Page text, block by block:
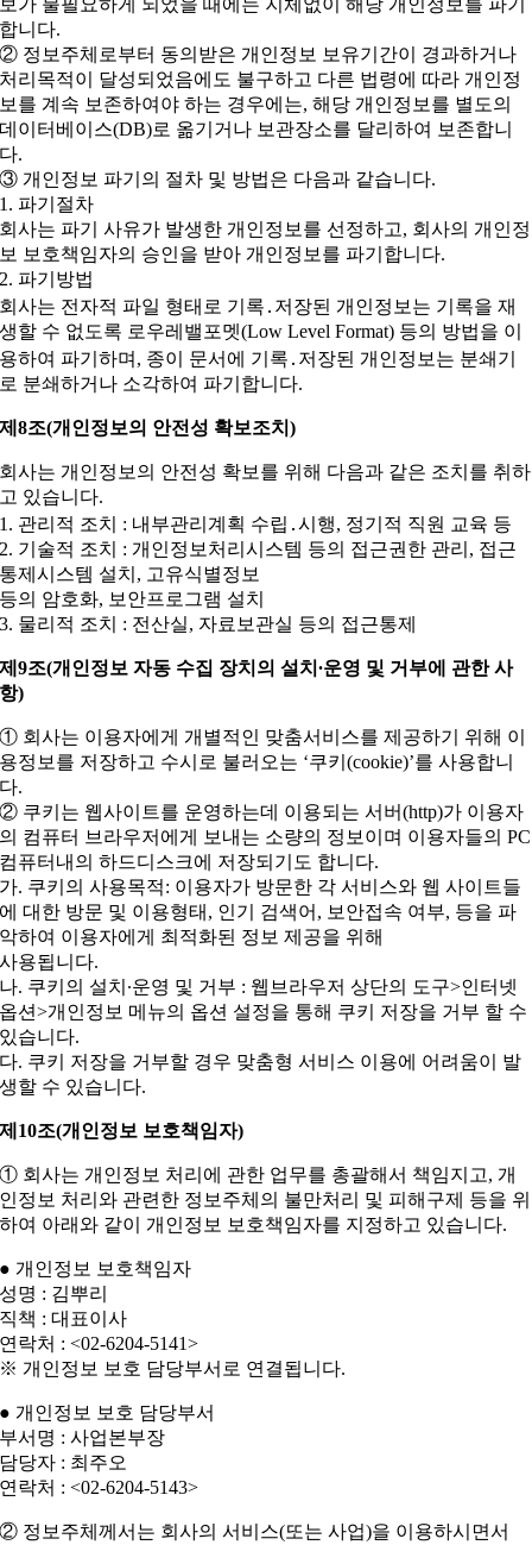
보가 불필요하게 되었을 때에는 지체없이 해당 개인정보를 파기
합니다.
② 정보주체로부터 동의받은 개인정보 보유기간이 경과하거나
처리목적이 달성되었음에도 불구하고 다른 법령에 따라 개인정
보를 계속 보존하여야 하는 경우에는, 해당 개인정보를 별도의
데이터베이스(DB)로 옮기거나 보관장소를 달리하여 보존합니
다.
③ 개인정보 파기의 절차 및 방법은 다음과 같습니다.
1. 파기절차
회사는 파기 사유가 발생한 개인정보를 선정하고, 회사의 개인정
보 보호책임자의 승인을 받아 개인정보를 파기합니다.
2. 파기방법
회사는 전자적 파일 형태로 기록․저장된 개인정보는 기록을 재
생할 수 없도록 로우레밸포멧(Low Level Format) 등의 방법을 이
용하여 파기하며, 종이 문서에 기록․저장된 개인정보는 분쇄기
로 분쇄하거나 소각하여 파기합니다.
제8조(개인정보의 안전성 확보조치)
회사는 개인정보의 안전성 확보를 위해 다음과 같은 조치를 취하
고 있습니다.
1. 관리적 조치 : 내부관리계획 수립․시행, 정기적 직원 교육 등
2. 기술적 조치 : 개인정보처리시스템 등의 접근권한 관리, 접근
통제시스템 설치, 고유식별정보
등의 암호화, 보안프로그램 설치
3. 물리적 조치 : 전산실, 자료보관실 등의 접근통제
제9조(개인정보 자동 수집 장치의 설치∙운영 및 거부에 관한 사
항)
① 회사는 이용자에게 개별적인 맞춤서비스를 제공하기 위해 이
용정보를 저장하고 수시로 불러오는 ‘쿠키(cookie)’를 사용합니
다.
② 쿠키는 웹사이트를 운영하는데 이용되는 서버(http)가 이용자
의 컴퓨터 브라우저에게 보내는 소량의 정보이며 이용자들의 PC
컴퓨터내의 하드디스크에 저장되기도 합니다.
가. 쿠키의 사용목적: 이용자가 방문한 각 서비스와 웹 사이트들
에 대한 방문 및 이용형태, 인기 검색어, 보안접속 여부, 등을 파
악하여 이용자에게 최적화된 정보 제공을 위해
사용됩니다.
나. 쿠키의 설치∙운영 및 거부 : 웹브라우저 상단의 도구>인터넷
옵션>개인정보 메뉴의 옵션 설정을 통해 쿠키 저장을 거부 할 수
있습니다.
다. 쿠키 저장을 거부할 경우 맞춤형 서비스 이용에 어려움이 발
생할 수 있습니다.
제10조(개인정보 보호책임자)
① 회사는 개인정보 처리에 관한 업무를 총괄해서 책임지고, 개
인정보 처리와 관련한 정보주체의 불만처리 및 피해구제 등을 위
하여 아래와 같이 개인정보 보호책임자를 지정하고 있습니다.
● 개인정보 보호책임자
성명 : 김뿌리
직책 : 대표이사
연락처 : <02-6204-5141>
※ 개인정보 보호 담당부서로 연결됩니다.
● 개인정보 보호 담당부서
부서명 : 사업본부장
담당자 : 최주오
연락처 : <02-6204-5143>
② 정보주체께서는 회사의 서비스(또는 사업)을 이용하시면서